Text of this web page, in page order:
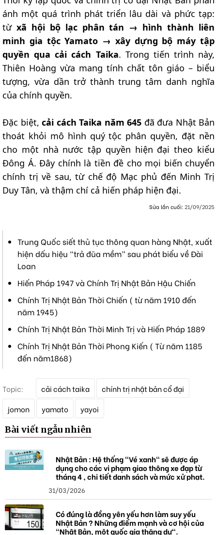
ánh một quá trình phát triển lâu dài và phức tạp:
từ xã hội bộ lạc phân tán → hình thành liên
minh gia tộc Yamato → xây dựng bộ máy tập
quyền qua cải cách Taika. Trong tiến trình này,
Thiên Hoàng vừa mang tính chất tôn giáo – biểu
tượng, vừa dần trở thành trung tâm danh nghĩa
của chính quyền.
Đặc biệt, cải cách Taika năm 645 đã đưa Nhật Bản
thoát khỏi mô hình quý tộc phân quyền, đặt nền
cho một nhà nước tập quyền hiện đại theo kiểu
Đông Á. Đây chính là tiền đề cho mọi biến chuyển
chính trị về sau, từ chế độ Mạc phủ đến Minh Trị
Duy Tân, và thậm chí cả hiến pháp hiện đại.
Sửa lần cuối: 21/09/2025
Trung Quốc siết thủ tục thông quan hàng Nhật, xuất
hiện dấu hiệu “trả đũa mềm” sau phát biểu về Đài
Loan
Hiến Pháp 1947 và Chính Trị Nhật Bản Hậu Chiến
Chính Trị Nhật Bản Thời Chiến ( từ năm 1910 đến
năm 1945)
Chính Trị Nhật Bản Thời Minh Trị và Hiến Pháp 1889
Chính Trị Nhật Bản Thời Phong Kiến ( Từ năm 1185
đến năm1868)
Topic:
a
cải cách taika
chính trị nhật bản cổ đại
jomon
yamato yayoi
Bài viết ngẫu nhiên
Nhật Bản : Hệ thống "Vé xanh" sẽ được áp
dụng cho các vi phạm giao thông xe đạp từ
tháng 4 , chi tiết danh sách và mức xử phạt.
31/03/2026
Có đúng là đồng yên yếu hơn làm suy yếu
Nhật Bản ? Những điểm mạnh và cơ hội của
"Nhật Bản, một quốc gia thặng dư".